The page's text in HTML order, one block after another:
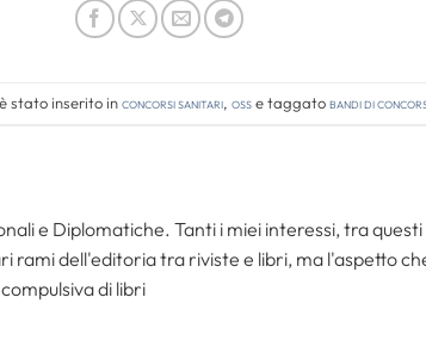
stato inserito inConcorsi Sanitari, OSSe taggatobandi di
e Diplomatiche. Tanti i miei interessi, tra
rami dell'editoria tra riviste e libri, ma l'aspetto
di libri